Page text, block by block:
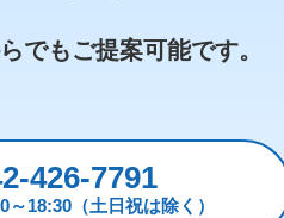
でもご提案可能です。
426-7791
～18:30（土日祝は除く）